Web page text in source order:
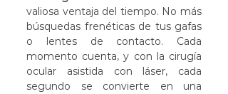
valiosa ventaja del tiempo. No más
búsquedas frenéticas de tus gafas
o lentes de contacto. Cada
momento cuenta, y con la cirugía
ocular asistida con láser, cada
segundo se convierte en una